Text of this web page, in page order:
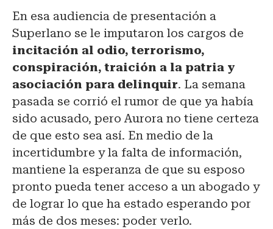
En esa audiencia de presentación a
Superlano se le imputaron los cargos de
incitación al odio, terrorismo,
conspiración, traición a la patria y
asociación para delinquir. La semana
pasada se corrió el rumor de que ya había
sido acusado, pero Aurora no tiene certeza
de que esto sea así. En medio de la
incertidumbre y la falta de información,
mantiene la esperanza de que su esposo
pronto pueda tener acceso a un abogado y
de lograr lo que ha estado esperando por
más de dos meses: poder verlo.